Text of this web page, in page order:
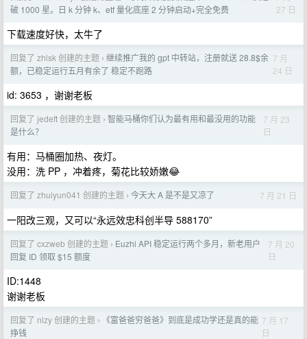
破 1000 星。日 k 分钟 k、etf 量化底座 2 分钟启动+完全免费
27 日
下载速度好快，太牛了
回复了 zhlsk 创建的主题 › 继续推广我的 gpt 中转站，注册就送 28.8$余
额，已稳定运行五月有余了 稳定不跑路
7 月
24 日
id: 3653 ，谢谢老板
回复了 jedeft 创建的主题 › 智能马桶你们认为最有用和最没用的功能
是什么？
7 月 23
日
有用：马桶圈加热、夜灯。
没用：洗 PP ，冲着疼，菊花比较娇嫩😂
回复了 zhuiyun041 创建的主题 › 今天大 A 是不是又凉了 7 月 21 日
一阳改三观，又可以“永远效忠科创半导 588170”
回复了 cxzweb 创建的主题 › Euzhi API 稳定运行两个多月，新老用户
回复 ID 领取 $15 额度
7 月 20
日
ID:1448
谢谢老板
回复了 nlzy 创建的主题 ›
《富爸爸穷爸爸》到底是成功学还是真的能
挣钱
7 月 17
日